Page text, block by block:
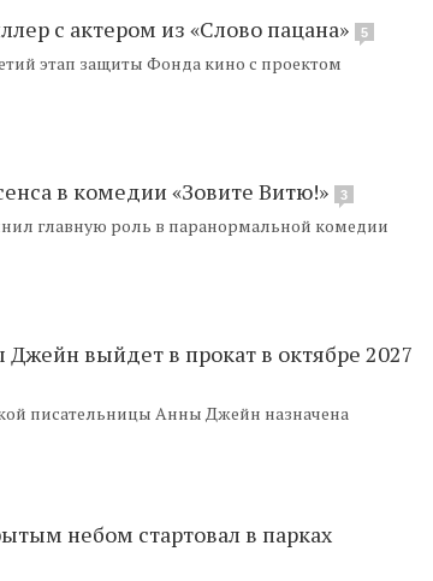
с актером из «Слово пацана» 5
этап защиты Фонда кино с проектом
в комедии «Зовите Витю!» 3
главную роль в паранормальной комедии
выйдет в прокат в октябре 2027
писательницы Анны Джейн назначена
небом стартовал в парках